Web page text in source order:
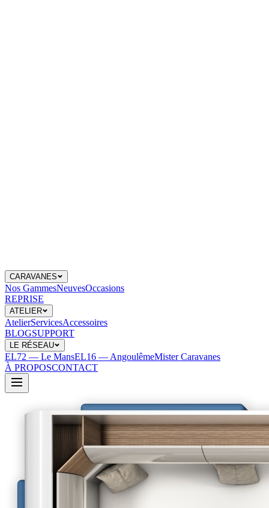
CARAVANES
Nos GammesNeuvesOccasions
REPRISE
ATELIER
AtelierServicesAccessoires
BLOGSUPPORT
LE RÉSEAU
EL72 — Le MansEL16 — AngoulêmeMister Caravanes
À PROPOSCONTACT